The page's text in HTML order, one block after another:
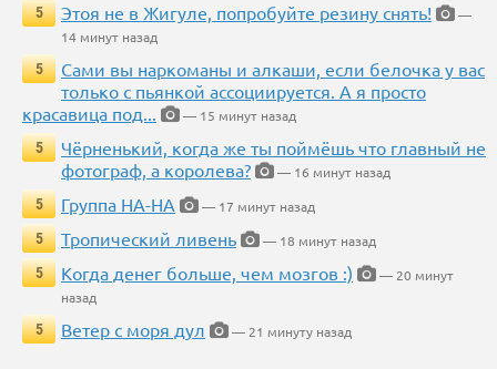
5
Этоя не в Жигуле, попробуйте резину снять!
—
14 минут назад
5
Сами вы наркоманы и алкаши, если белочка у вас
только с пьянкой ассоциируется. А я просто
красавица под...
— 15 минут назад
5
Чёрненький, когда же ты поймёшь что главный не
фотограф, а королева?
— 16 минут назад
5
Группа НА-НА
— 17 минут назад
5
Тропический ливень
— 18 минут назад
5
Когда денег больше, чем мозгов :)
— 20 минут
назад
5
Ветер с моря дул — 21 минуту назад